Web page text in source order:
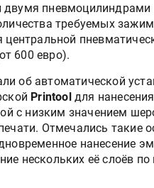
пневмоцилиндрами
требуемых
600 евро).
об автоматической
Printoolдля
с низким значением
Отмечались такие
нанесение
нескольких её слоёв по